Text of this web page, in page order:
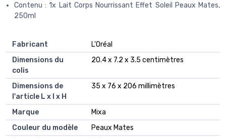
Contenu : 1x Lait Corps Nourrissant Effet Soleil Peaux Mates,
250ml
Fabricant
‎L'Oréal
Dimensions du
colis
‎20.4 x 7.2 x 3.5 centimètres
Dimensions de
l'article L x l x H
‎35 x 76 x 206 millimètres
Marque
‎Mixa
Couleur du modèle
‎Peaux Mates